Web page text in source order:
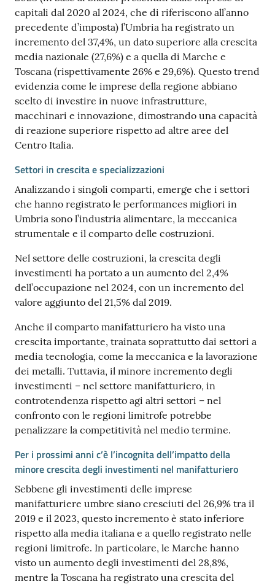
capitali dal 2020 al 2024, che di riferiscono all’anno
precedente d’imposta) l’Umbria ha registrato un
incremento del 37,4%, un dato superiore alla crescita
media nazionale (27,6%) e a quella di Marche e
Toscana (rispettivamente 26% e 29,6%). Questo trend
evidenzia come le imprese della regione abbiano
scelto di investire in nuove infrastrutture,
macchinari e innovazione, dimostrando una capacità
di reazione superiore rispetto ad altre aree del
Centro Italia.
Settori in crescita e specializzazioni
Analizzando i singoli comparti, emerge che i settori
che hanno registrato le performances migliori in
Umbria sono l’industria alimentare, la meccanica
strumentale e il comparto delle costruzioni.
Nel settore delle costruzioni, la crescita degli
investimenti ha portato a un aumento del 2,4%
dell’occupazione nel 2024, con un incremento del
valore aggiunto del 21,5% dal 2019.
Anche il comparto manifatturiero ha visto una
crescita importante, trainata soprattutto dai settori a
media tecnologia, come la meccanica e la lavorazione
dei metalli. Tuttavia, il minore incremento degli
investimenti – nel settore manifatturiero, in
controtendenza rispetto agi altri settori – nel
confronto con le regioni limitrofe potrebbe
penalizzare la competitività nel medio termine.
Per i prossimi anni c’è l’incognita dell’impatto della
minore crescita degli investimenti nel manifatturiero
Sebbene gli investimenti delle imprese
manifatturiere umbre siano cresciuti del 26,9% tra il
2019 e il 2023, questo incremento è stato inferiore
rispetto alla media italiana e a quello registrato nelle
regioni limitrofe. In particolare, le Marche hanno
visto un aumento degli investimenti del 28,8%,
mentre la Toscana ha registrato una crescita del